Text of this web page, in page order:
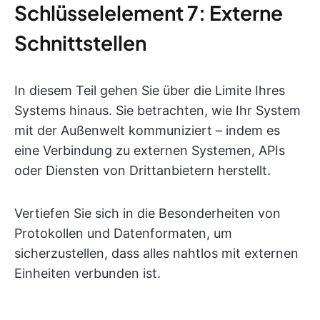
Schlüsselelement 7: Externe
Schnittstellen
In diesem Teil gehen Sie über die Limite Ihres
Systems hinaus. Sie betrachten, wie Ihr System
mit der Außenwelt kommuniziert – indem es
eine Verbindung zu externen Systemen, APIs
oder Diensten von Drittanbietern herstellt.
Vertiefen Sie sich in die Besonderheiten von
Protokollen und Datenformaten, um
sicherzustellen, dass alles nahtlos mit externen
Einheiten verbunden ist.